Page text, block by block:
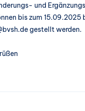
und
bis zum 15.09.2025
gestellt werden.